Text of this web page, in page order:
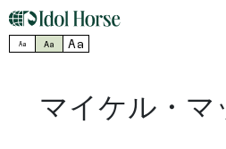
Aa Aa Aa
マイケル・マ